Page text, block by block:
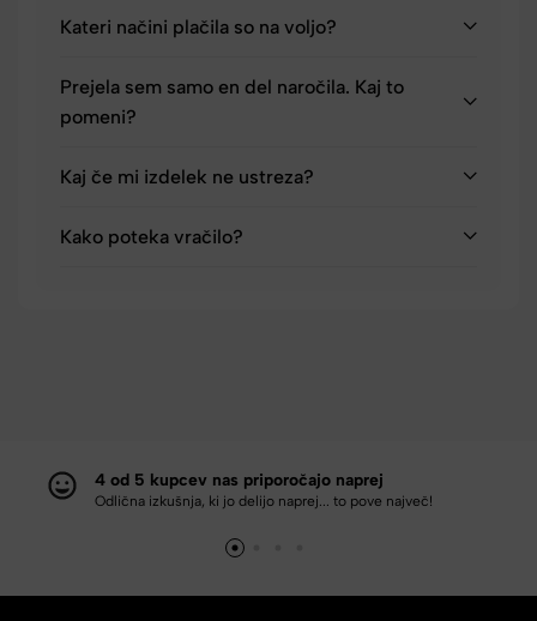
Kateri načini plačila so na voljo?
Prejela sem samo en del naročila. Kaj to
pomeni?
Kaj če mi izdelek ne ustreza?
Kako poteka vračilo?
4 od 5 kupcev nas priporočajo naprej
Odlična izkušnja, ki jo delijo naprej... to pove največ!